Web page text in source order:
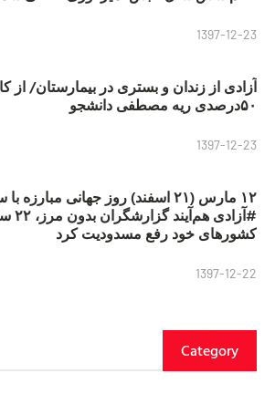
1397-12-23
آزادی از زندان و بستری در بیمارستان/ از
۵۰درصدی ریه مصطفی دانشجو
1397-12-23
۱۲ مارس (۲۱ اسفند) روز جهانی
کشورهای خود رفع مسدودیت کرد
1397-12-22
Category